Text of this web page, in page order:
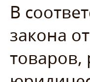
В
закона
товаров,